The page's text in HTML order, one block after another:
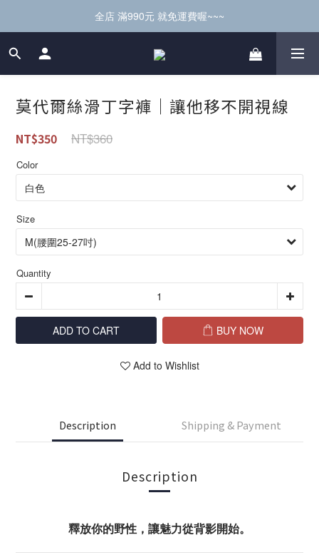
全店 滿990元 就免運費喔~~~
莫代爾絲滑丁字褲｜讓他移不開視線
NT$350 NT$360
Color
Size
Quantity
ADD TO CART BUY NOW
Add to Wishlist
Description Shipping & Payment
Description
釋放你的野性，讓魅力從背影開始。